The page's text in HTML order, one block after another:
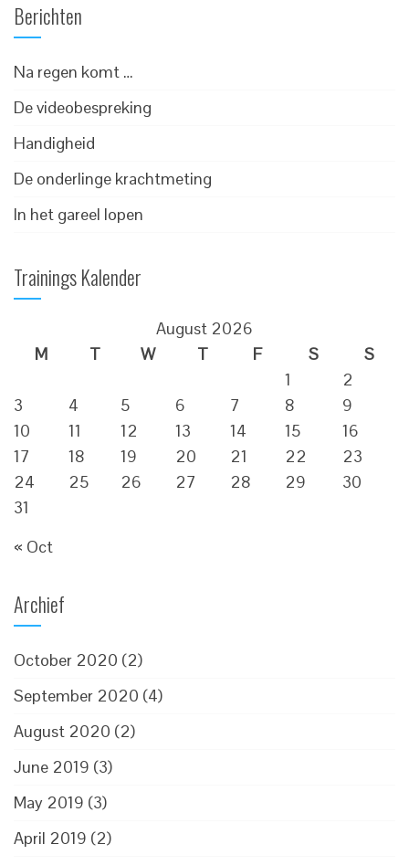
Berichten
Na regen komt …
De videobespreking
Handigheid
De onderlinge krachtmeting
In het gareel lopen
Trainings Kalender
August 2026
M
T W T F S
S
1
2
3
4 5 6 7 8
9
10
11 12 13 14 15
16
17
18 19 20 21 22
23
24
25 26 27 28 29
30
31
« Oct
Archief
October 2020 (2)
September 2020 (4)
August 2020 (2)
June 2019 (3)
May 2019 (3)
April 2019 (2)